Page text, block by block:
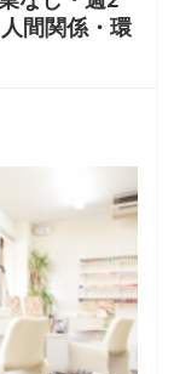
間関係・環